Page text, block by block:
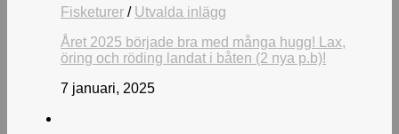
Fisketurer / Utvalda inlägg
Året 2025 började bra med många hugg! Lax,
öring och röding landat i båten (2 nya p.b)!
7 januari, 2025